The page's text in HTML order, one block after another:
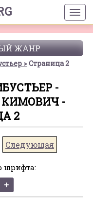
ЖАНР
Страница 2
-
КИМОВИЧ -
2
Следующая
шрифта: